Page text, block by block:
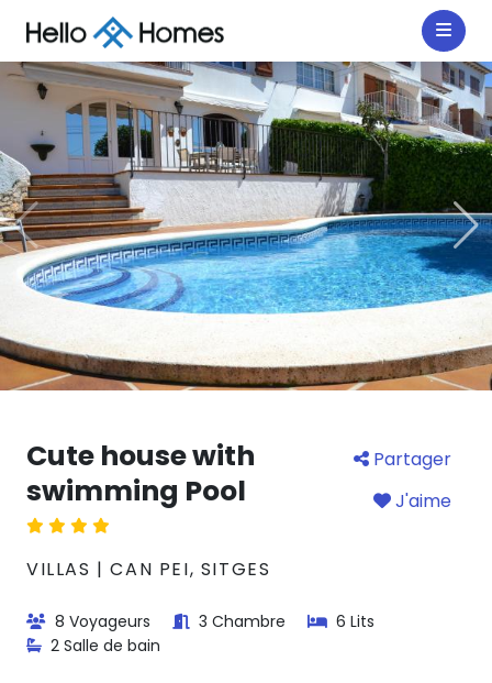
Cute house with
swimming Pool
Partager
J'aime
VILLAS | CAN PEI, SITGES
8 Voyageurs 3 Chambre
6 Lits
2 Salle de bain